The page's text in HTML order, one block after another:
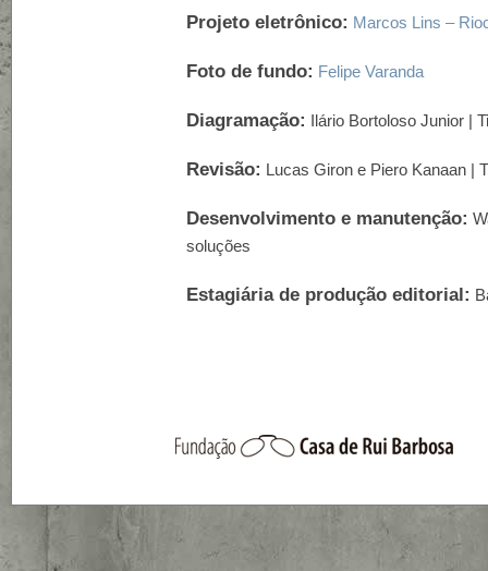
Projeto eletrônico: Marcos Lins –
Foto de fundo: Felipe Varanda
Diagramação: Ilário Bortoloso Junior |
Revisão: Lucas Giron e Piero Kanaan |
Desenvolvimento e manutenção:
soluções
Estagiária de produção editorial: